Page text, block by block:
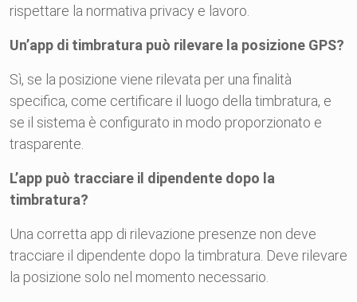
rispettare la normativa privacy e lavoro.
Un’app di timbratura può rilevare la posizione GPS?
Sì, se la posizione viene rilevata per una finalità
specifica, come certificare il luogo della timbratura, e
se il sistema è configurato in modo proporzionato e
trasparente.
L’app può tracciare il dipendente dopo la
timbratura?
Una corretta app di rilevazione presenze non deve
tracciare il dipendente dopo la timbratura. Deve rilevare
la posizione solo nel momento necessario.